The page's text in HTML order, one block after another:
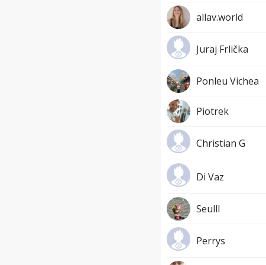
allav.world
Juraj Frlička
Ponleu Vichea
Piotrek
Christian G
Di Vaz
Seulll
Perrys